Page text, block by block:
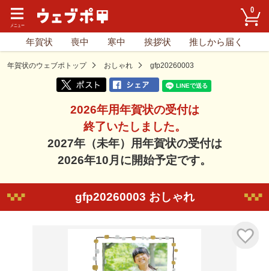
0
年賀状 喪中 寒中 挨拶状 推しから届く
年賀状のウェブポトップ おしゃれ gfp20260003
2026年用年賀状の受付は
終了いたしました。
2027年（未年）用年賀状の受付は
2026年10月に開始予定です。
gfp20260003 おしゃれ